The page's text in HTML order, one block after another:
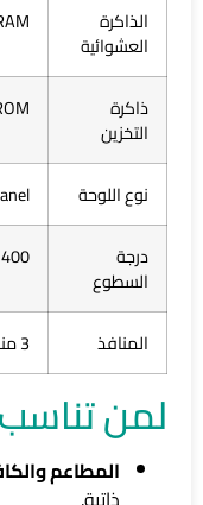
الذاكرة
العشوائية
ذاكرة
التخزين
نوع اللوحة
درجة
السطوع
400 nits
المنافذ 3 منافذ USB
لمن
المطاعم